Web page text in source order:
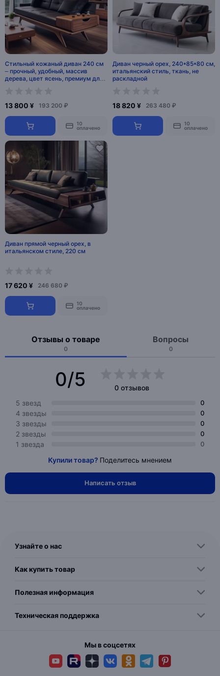
Стильный кожаный диван 240 см
– прочный, удобный, массив
дерева, цвет ясень, премиум для
13 800 ¥ 193 200 ₽
10
оплачено
Диван черный орех, 240*85*80 см,
итальянский стиль, ткань, не
раскладной
18 820 ¥ 263 480 ₽
10
оплачено
Диван прямой черный орех, в
итальянском стиле, 220 см
17 620 ¥ 246 680 ₽
10
оплачено
Отзывы о товаре
0
Вопросы
0
0/5
0 отзывов
5 звезд
0
4 звезды 0
3 звезды 0
2 звезды 0
1 звезда 0
Купили товар? Поделитесь мнением
Написать отзыв
Узнайте о нас
Как купить товар
Полезная информация
Техническая поддержка
Мы в соцсетях